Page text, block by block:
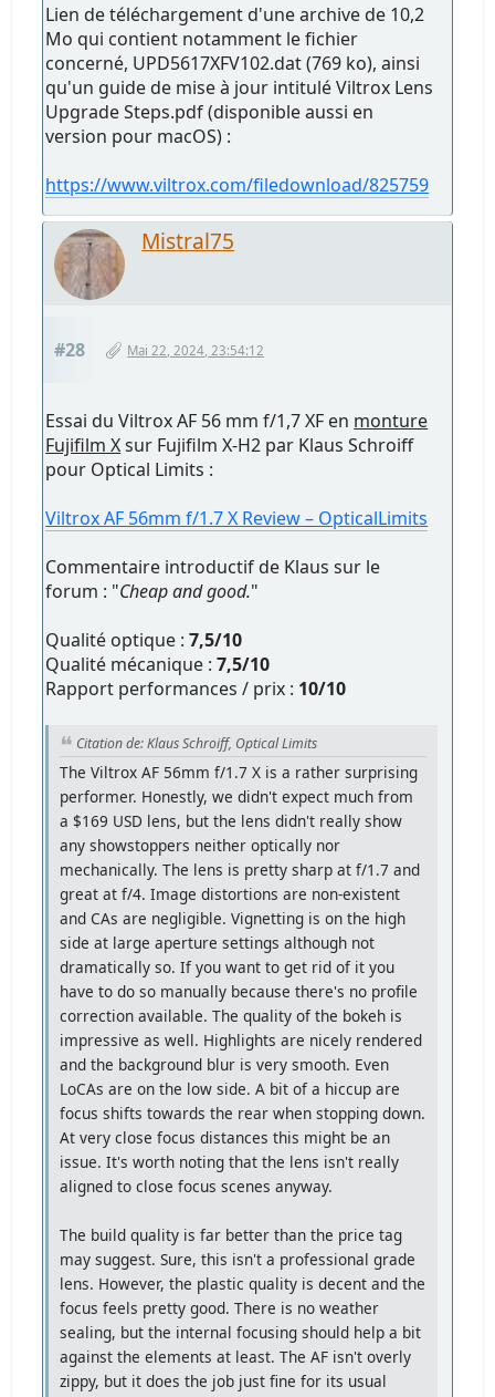
Lien de téléchargement d'une archive de 10,2
Mo qui contient notamment le fichier
concerné, UPD5617XFV102.dat (769 ko), ainsi
qu'un guide de mise à jour intitulé Viltrox Lens
Upgrade Steps.pdf (disponible aussi en
version pour macOS) :
https://www.viltrox.com/filedownload/825759
Mistral75
#28 Mai 22, 2024, 23:54:12
Essai du Viltrox AF 56 mm f/1,7 XF en monture
Fujifilm Xsur Fujifilm X-H2 par Klaus Schroiff
pour Optical Limits :
Viltrox AF 56mm f/1.7 X Review – OpticalLimits
Commentaire introductif de Klaus sur le
forum : "Cheap and good."
Qualité optique :7,5/10
Qualité mécanique :7,5/10
Rapport performances / prix : 10/10
Citation de: Klaus Schroiff, Optical Limits
The Viltrox AF 56mm f/1.7 X is a rather surprising
performer. Honestly, we didn't expect much from
a $169 USD lens, but the lens didn't really show
any showstoppers neither optically nor
mechanically. The lens is pretty sharp at f/1.7 and
great at f/4. Image distortions are non-existent
and CAs are negligible. Vignetting is on the high
side at large aperture settings although not
dramatically so. If you want to get rid of it you
have to do so manually because there's no profile
correction available. The quality of the bokeh is
impressive as well. Highlights are nicely rendered
and the background blur is very smooth. Even
LoCAs are on the low side. A bit of a hiccup are
focus shifts towards the rear when stopping down.
At very close focus distances this might be an
issue. It's worth noting that the lens isn't really
aligned to close focus scenes anyway.
The build quality is far better than the price tag
may suggest. Sure, this isn't a professional grade
lens. However, the plastic quality is decent and the
focus feels pretty good. There is no weather
sealing, but the internal focusing should help a bit
against the elements at least. The AF isn't overly
zippy, but it does the job just fine for its usual